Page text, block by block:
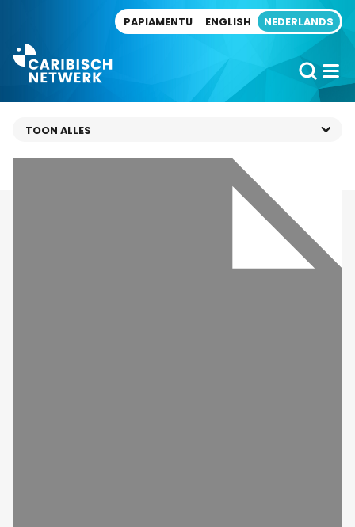
PAPIAMENTU ENGLISH NEDERLANDS